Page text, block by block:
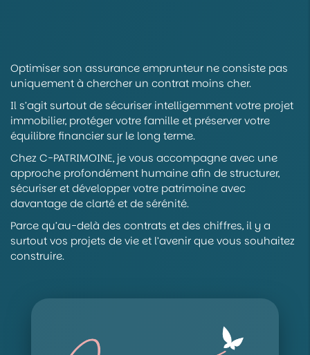
Optimiser son assurance emprunteur ne consiste pas
uniquement à chercher un contrat moins cher.
Il s’agit surtout de sécuriser intelligemment votre projet
immobilier, protéger votre famille et préserver votre
équilibre financier sur le long terme.
Chez C-PATRIMOINE, je vous accompagne avec une
approche profondément humaine afin de structurer,
sécuriser et développer votre patrimoine avec
davantage de clarté et de sérénité.
Parce qu’au-delà des contrats et des chiffres, il y a
surtout vos projets de vie et l’avenir que vous souhaitez
construire.